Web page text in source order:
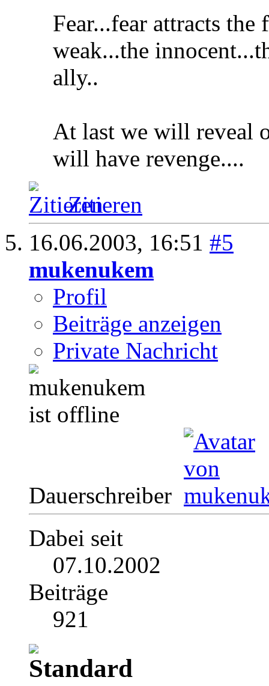
Fear...fear attracts
weak...the
ally..
At last we will reveal
will have revenge....
Zitieren
16.06.2003, 16:51 #5
mukenukem
Profil
Beiträge anzeigen
Private Nachricht
Dauerschreiber
Dabei seit
07.10.2002
Beiträge
921